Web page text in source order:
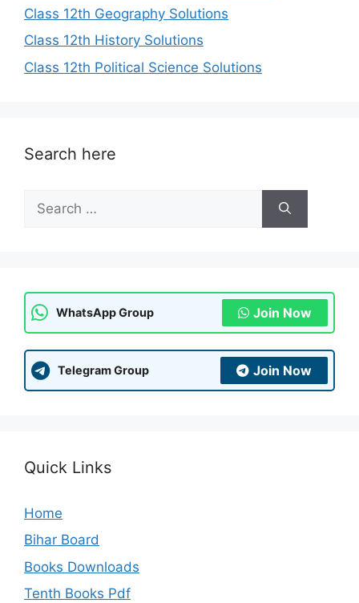
Class 12th Geography Solutions
Class 12th History Solutions
Class 12th Political Science Solutions
Search here
for:
WhatsApp Group Join Now
Telegram Group Join Now
Quick Links
Home
Bihar Board
Books Downloads
Tenth Books Pdf